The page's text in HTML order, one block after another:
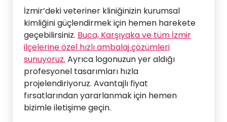
İzmir’deki veteriner kliniğinizin kurumsal
kimliğini güçlendirmek için hemen harekete
geçebilirsiniz. Buca, Karşıyaka ve tüm İzmir
ilçelerine özel hızlı ambalaj çözümleri
sunuyoruz. Ayrıca logonuzun yer aldığı
profesyonel tasarımları hızla
projelendiriyoruz. Avantajlı fiyat
fırsatlarından yararlanmak için hemen
bizimle iletişime geçin.